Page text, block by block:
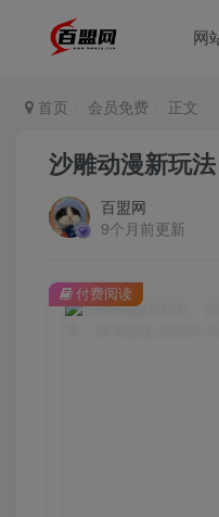
网
首页 会员免费 正文
沙雕动漫新玩
百盟网
9个月前更新
付费阅读